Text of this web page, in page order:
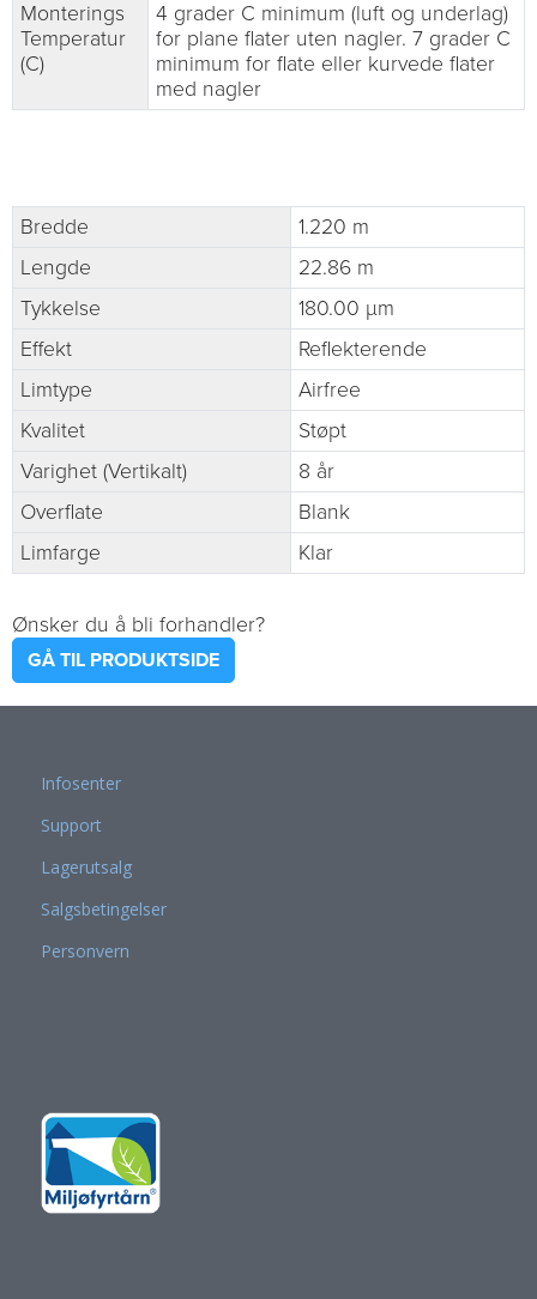
Monterings
Temperatur
(C)
4 grader C minimum (luft og underlag)
for plane flater uten nagler. 7 grader C
minimum for flate eller kurvede flater
med nagler
Bredde
1.220 m
Lengde
22.86 m
Tykkelse
180.00 µm
Effekt
Reflekterende
Limtype
Airfree
Kvalitet
Støpt
Varighet (Vertikalt)
8 år
Overflate
Blank
Limfarge
Klar
Ønsker du å bli forhandler?
GÅ TIL PRODUKTSIDE
Infosenter
Support
Lagerutsalg
Salgsbetingelser
Personvern